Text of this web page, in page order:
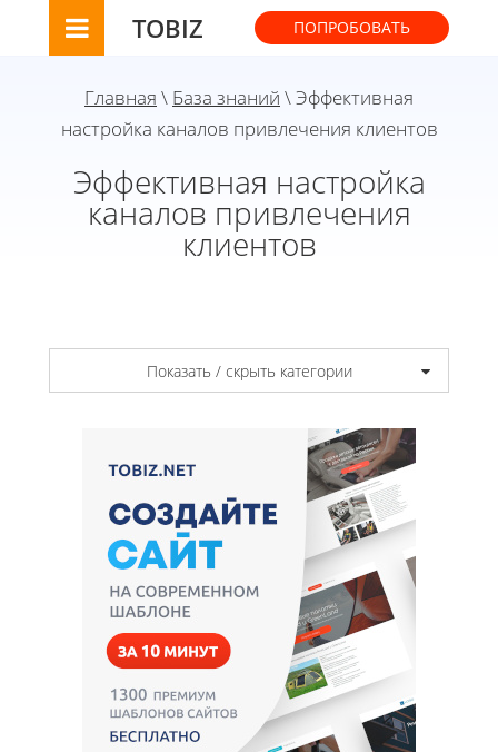
TOBIZ ПОПРОБОВАТЬ
Главная \ База знаний \ Эффективная
настройка каналов привлечения клиентов
Эффективная настройка
каналов привлечения
клиентов
Показать / скрыть категории